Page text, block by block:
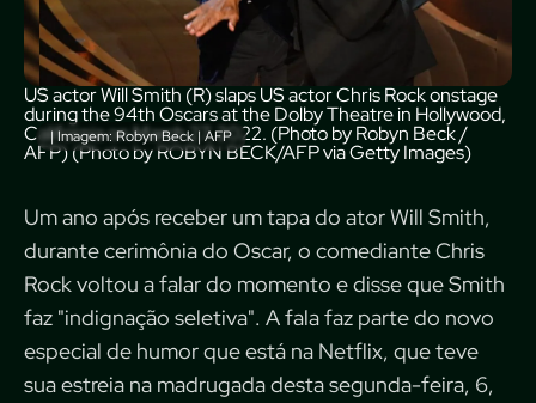
US actor Will Smith (R) slaps US actor Chris Rock onstage
during the 94th Oscars at the Dolby Theatre in Hollywood,
California on March 27, 2022. (Photo by Robyn Beck /
AFP) (Photo by ROBYN BECK/AFP via Getty Images)
| Imagem: Robyn Beck | AFP
Um ano após receber um tapa do ator Will Smith,
durante cerimônia do Oscar, o comediante Chris
Rock voltou a falar do momento e disse que Smith
faz "indignação seletiva". A fala faz parte do novo
especial de humor que está na Netflix, que teve
sua estreia na madrugada desta segunda-feira, 6,